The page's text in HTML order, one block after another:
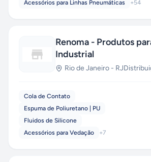
Acessórios para Linhas Pneumáticas +54
Renoma - Produtos
Industrial
Rio de Janeiro - RJ
Cola de Contato
Espuma de Poliuretano | PU
Fluidos de Silicone
Acessórios para Vedação
+7